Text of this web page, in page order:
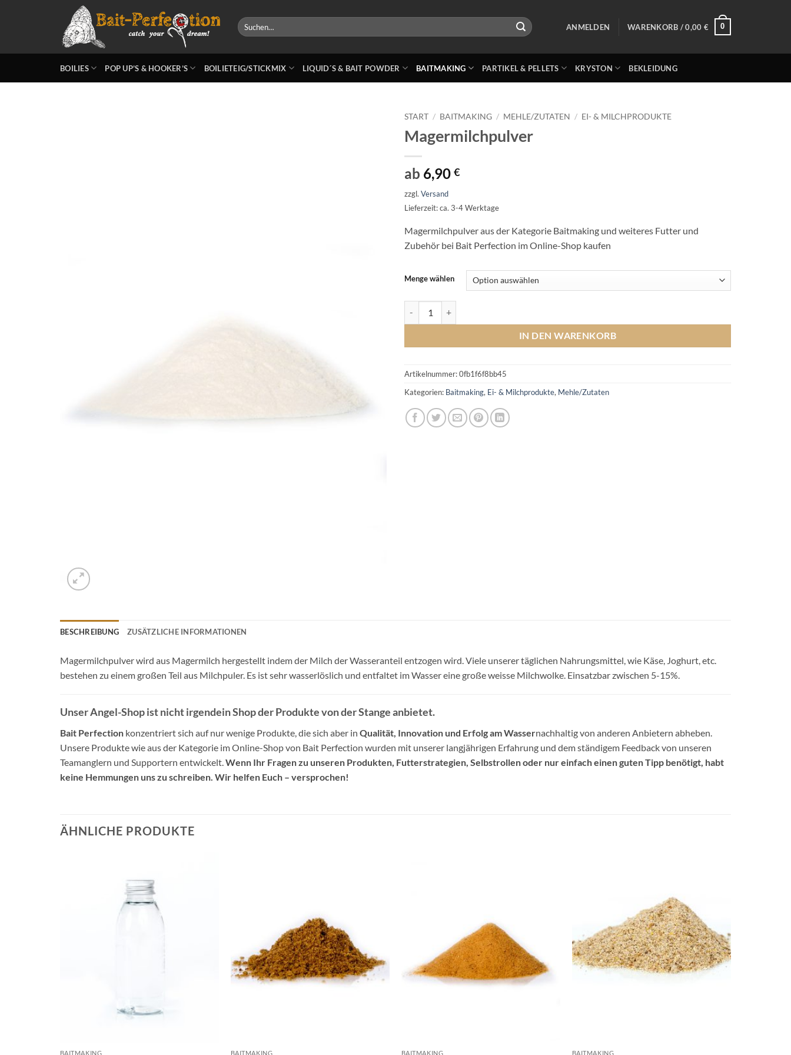
Suchen
nach:
ANMELDEN WARENKORB /0,00 € 0
BOILIES POP UP’S & HOOKER’S BOILIETEIG/STICKMIX LIQUID´S & BAIT POWDER BAITMAKING PARTIKEL & PELLETS KRYSTON BEKLEIDUNG
START / BAITMAKING / MEHLE/ZUTATEN / EI- & MILCHPRODUKTE
Magermilchpulver
ab 6,90 €
zzgl. Versand
Lieferzeit: ca. 3-4 Werktage
Magermilchpulver aus der Kategorie Baitmaking und weiteres Futter und
Zubehör bei Bait Perfection im Online-Shop kaufen
Menge wählen
IN DEN WARENKORB
Artikelnummer:0fb1f6f8bb45
Kategorien: Baitmaking, Ei- & Milchprodukte, Mehle/Zutaten
BESCHREIBUNG ZUSÄTZLICHE INFORMATIONEN
Magermilchpulver wird aus Magermilch hergestellt indem der Milch der Wasseranteil entzogen wird. Viele unserer täglichen Nahrungsmittel, wie Käse, Joghurt, etc.
bestehen zu einem großen Teil aus Milchpuler. Es ist sehr wasserlöslich und entfaltet im Wasser eine große weisse Milchwolke. Einsatzbar zwischen 5-15%.
Unser Angel-Shop ist nicht irgendein Shop der Produkte von der Stange anbietet.
Bait Perfection konzentriert sich auf nur wenige Produkte, die sich aber in Qualität, Innovation und Erfolg am Wassernachhaltig von anderen Anbietern abheben.
Unsere Produkte wie aus der Kategorie im Online-Shop von Bait Perfection wurden mit unserer langjährigen Erfahrung und dem ständigem Feedback von unseren
Teamanglern und Supportern entwickelt.Wenn Ihr Fragen zu unseren Produkten, Futterstrategien, Selbstrollen oder nur einfach einen guten Tipp benötigt, habt
keine Hemmungen uns zu schreiben. Wir helfen Euch – versprochen!
ÄHNLICHE PRODUKTE
BAITMAKING BAITMAKING BAITMAKING BAITMAKING